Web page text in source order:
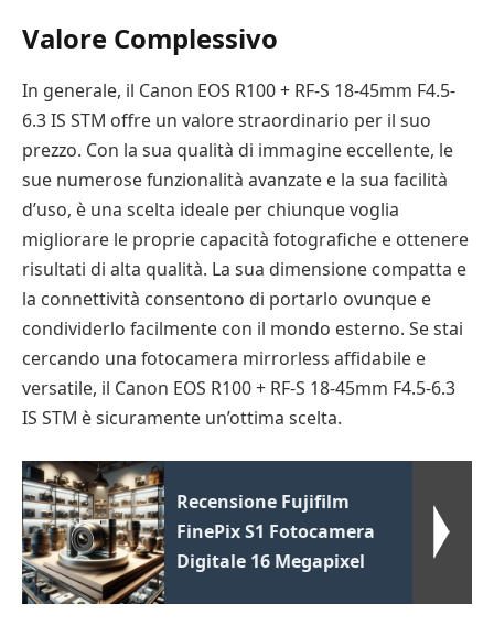
Valore Complessivo
In generale, il Canon EOS R100 + RF-S 18-45mm F4.5-
6.3 IS STM offre un valore straordinario per il suo
prezzo. Con la sua qualità di immagine eccellente, le
sue numerose funzionalità avanzate e la sua facilità
d’uso, è una scelta ideale per chiunque voglia
migliorare le proprie capacità fotografiche e ottenere
risultati di alta qualità. La sua dimensione compatta e
la connettività consentono di portarlo ovunque e
condividerlo facilmente con il mondo esterno. Se stai
cercando una fotocamera mirrorless affidabile e
versatile, il Canon EOS R100 + RF-S 18-45mm F4.5-6.3
IS STM è sicuramente un’ottima scelta.
Recensione Fujifilm
FinePix S1 Fotocamera
Digitale 16 Megapixel